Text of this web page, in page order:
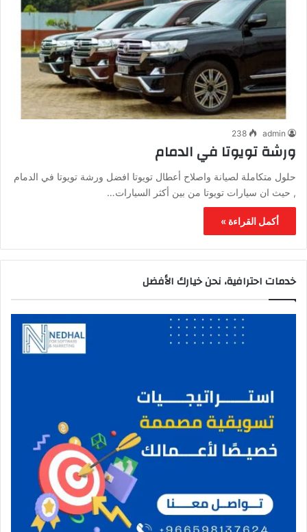
admin
238
ورشة تويوتا في الدمام
حلول متكاملة لصيانة واصلاح أعطال تويوتا افضل ورشة تويوتا في الدمام
, حيث ان سيارات تويوتا من بين أكثر السيارات…
أكمل القراءة »
خدمات احترافية، نحن خيارك الأفضل